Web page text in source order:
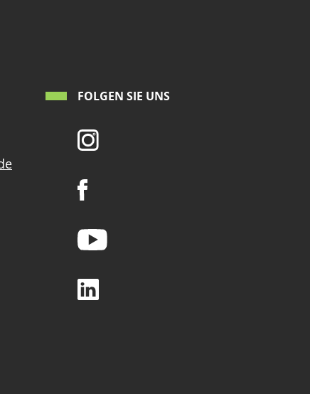
FOLGEN SIE UNS